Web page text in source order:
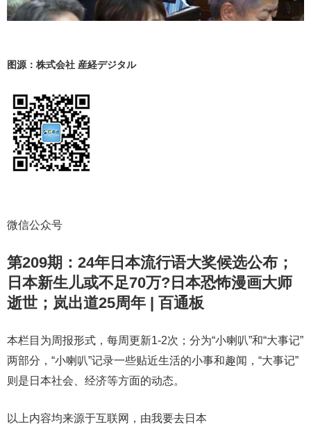
图源：株式会社 産経デジタル
微信公众号
第209期：24年日本流行语大奖候选公布；
日本新生儿或不足70万?日本恐怖漫画大师
逝世；岚出道25周年 | 百通板
本栏目为周报形式，每周更新1-2次；分为“小喇叭”和“大事记”
两部分，“小喇叭”记录一些贴近生活的小事和趣闻，“大事记”
则是日本社会、经济等方面的动态。
以上内容均来源于互联网，由我要去日本